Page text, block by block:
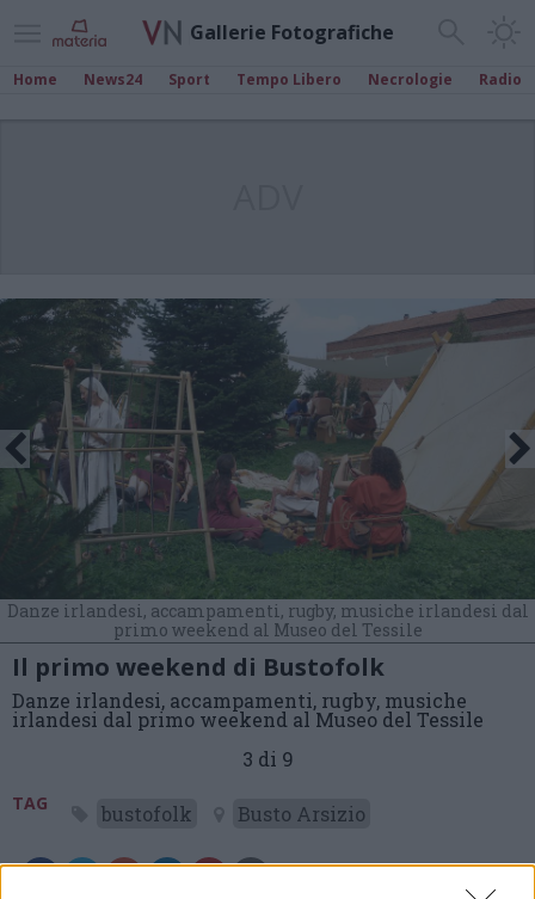
Gallerie Fotografiche
Home News24 Sport Tempo Libero Necrologie Radio
Danze irlandesi, accampamenti, rugby, musiche irlandesi dal
primo weekend al Museo del Tessile
Il primo weekend di Bustofolk
Danze irlandesi, accampamenti, rugby, musiche
irlandesi dal primo weekend al Museo del Tessile
3 di 9
TAG bustofolk Busto Arsizio